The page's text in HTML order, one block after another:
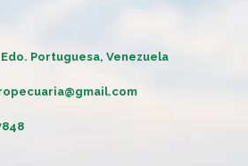
Portuguesa, Venezuela